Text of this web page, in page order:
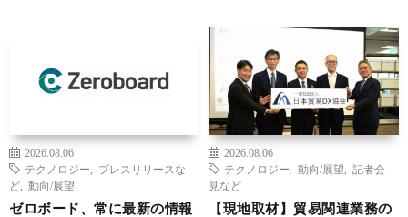
2026.08.06
テクノロジー
プレスリリースな
ど
動向/展望
ゼロボード、常に最新の情報
2026.08.06
テクノロジー
動向/展望
記者会
見など
【現地取材】貿易関連業務の